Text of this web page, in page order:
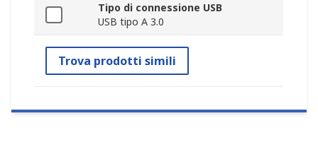
Tipo di connessione USB
USB tipo A 3.0
Trova prodotti simili